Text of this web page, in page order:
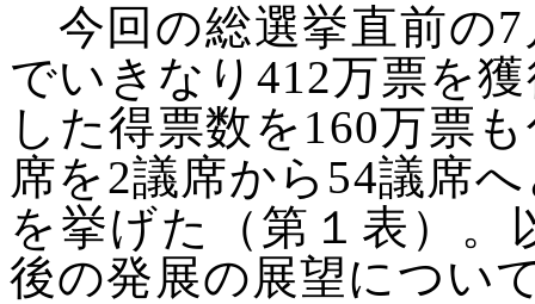
今回の総選挙直前の7
でいきなり 412万票を
した得票数を 160万票
席を2議席から 54議席
を挙げた（第１表）。
後の発展の展望につい